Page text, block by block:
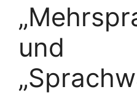
und